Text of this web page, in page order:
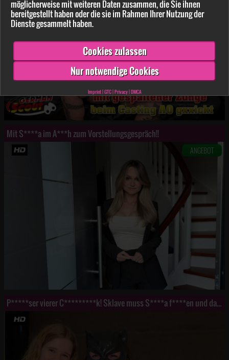
möglicherweise mit weiteren Daten zusammen, die Sie ihnen
bereitgestellt haben oder die sie im Rahmen Ihrer Nutzung der
Dienste gesammelt haben.
Cookies zulassen
Nur notwendige Cookies
Imprint|GTC|Privacy|DMCA
Mit S****a im A***h zum Vorstellungsgespräch!!
ANGEBOT
P*****ser vierer C*********k! Sklave muss S****a f****en und darf nicht f***e